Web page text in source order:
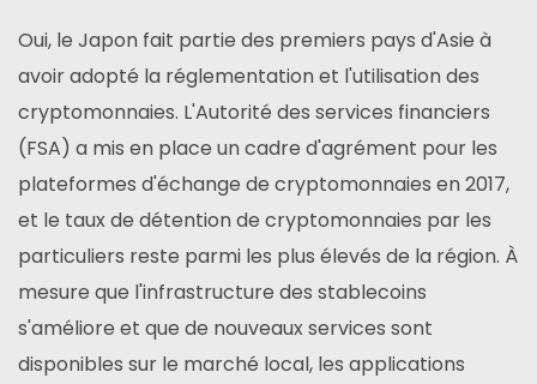
Oui, le Japon fait partie des premiers pays d'Asie à
avoir adopté la réglementation et l'utilisation des
cryptomonnaies. L'Autorité des services financiers
(FSA) a mis en place un cadre d'agrément pour les
plateformes d'échange de cryptomonnaies en 2017,
et le taux de détention de cryptomonnaies par les
particuliers reste parmi les plus élevés de la région. À
mesure que l'infrastructure des stablecoins
s'améliore et que de nouveaux services sont
disponibles sur le marché local, les applications